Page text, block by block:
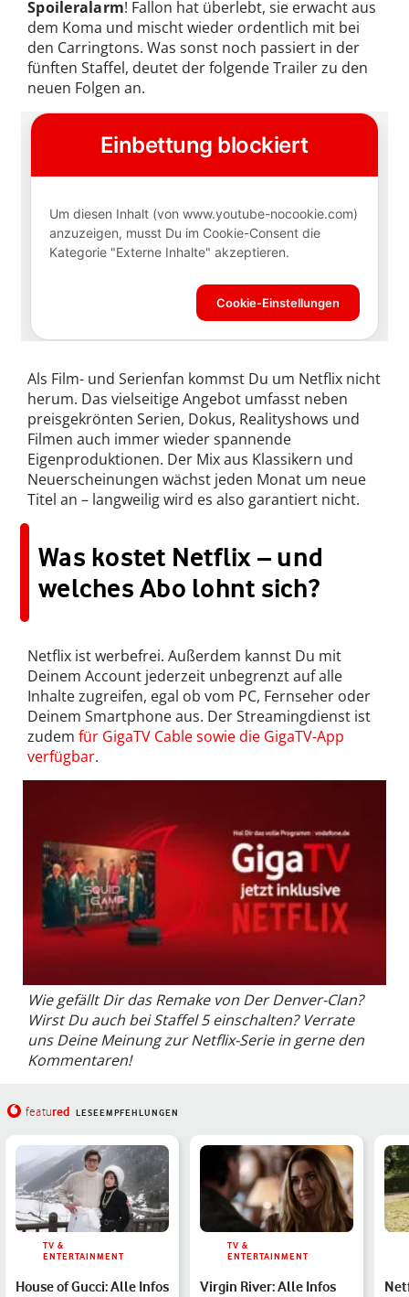
Spoileralarm! Fallon hat überlebt, sie erwacht aus
dem Koma und mischt wieder ordentlich mit bei
den Carringtons. Was sonst noch passiert in der
fünften Staffel, deutet der folgende Trailer zu den
neuen Folgen an.
Als Film- und Serienfan kommst Du um Netflix nicht
herum. Das vielseitige Angebot umfasst neben
preisgekrönten Serien, Dokus, Realityshows und
Filmen auch immer wieder spannende
Eigenproduktionen. Der Mix aus Klassikern und
Neuerscheinungen wächst jeden Monat um neue
Titel an – langweilig wird es also garantiert nicht.
Was kostet Netflix – und
welches Abo lohnt sich?
Netflix ist werbefrei. Außerdem kannst Du mit
Deinem Account jederzeit unbegrenzt auf alle
Inhalte zugreifen, egal ob vom PC, Fernseher oder
Deinem Smartphone aus. Der Streamingdienst ist
zudem für GigaTV Cable sowie die GigaTV-App
verfügbar.
Wie gefällt Dir das Remake von Der Denver-Clan?
Wirst Du auch bei Staffel 5 einschalten? Verrate
uns Deine Meinung zur Netflix-Serie in gerne den
Kommentaren!
featured LESEEMPFEHLUNGEN
TV &
ENTERTAINMENT
House of Gucci: Alle Infos
TV &
ENTERTAINMENT
Virgin River: Alle Infos